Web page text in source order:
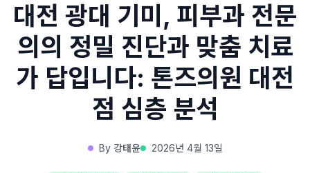
대전 광대 기미, 피부과 전문
의의 정밀 진단과 맞춤 치료
가 답입니다: 톤즈의원 대전
점 심층 분석
By 강태윤 2026년 4월 13일